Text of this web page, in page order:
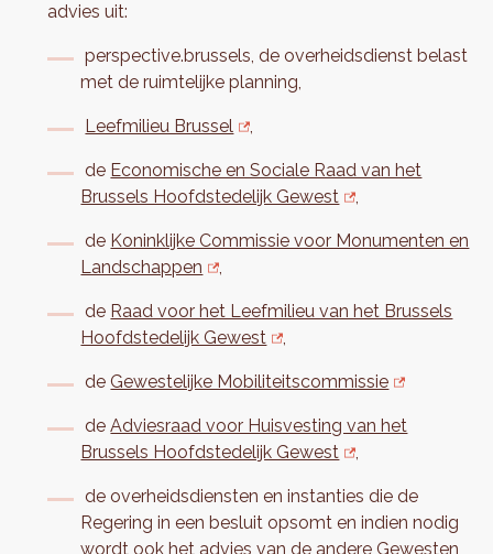
advies uit:
perspective.brussels, de overheidsdienst belast
met de ruimtelijke planning,
Leefmilieu Brussel ,
de Economische en Sociale Raad van het
Brussels Hoofdstedelijk Gewest
,
de Koninklijke Commissie voor Monumenten en
Landschappen
,
de Raad voor het Leefmilieu van het Brussels
Hoofdstedelijk Gewest
,
de Gewestelijke Mobiliteitscommissie
deAdviesraad voor Huisvesting van het
Brussels Hoofdstedelijk Gewest
,
de overheidsdiensten en instanties die de
Regering in een besluit opsomt en indien nodig
wordt ook het advies van de andere Gewesten